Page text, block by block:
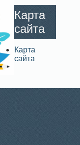
Карта
сайта
Карта
сайта